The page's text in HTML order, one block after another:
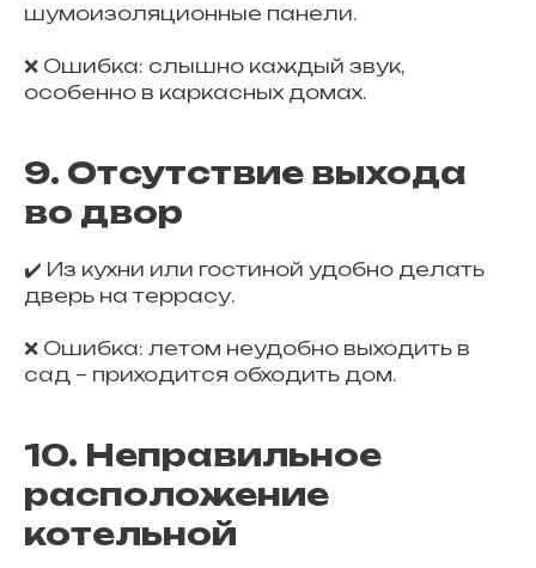
шумоизоляционные панели.
❌ Ошибка: слышно каждый звук,
особенно в каркасных домах.
9. Отсутствие выхода
во двор
✔️ Из кухни или гостиной удобно делать
дверь на террасу.
❌ Ошибка: летом неудобно выходить в
сад – приходится обходить дом.
10. Неправильное
расположение
котельной